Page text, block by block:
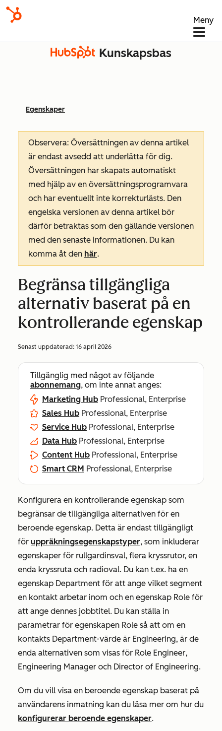
Meny
Kunskapsbas
Egenskaper
Observera: Översättningen av denna artikel
är endast avsedd att underlätta för dig.
Översättningen har skapats automatiskt
med hjälp av en översättningsprogramvara
och har eventuellt inte korrekturlästs. Den
engelska versionen av denna artikel bör
därför betraktas som den gällande versionen
med den senaste informationen. Du kan
komma åt den här.
Begränsa tillgängliga
alternativ baserat på en
kontrollerande egenskap
Senast uppdaterad: 16 april 2026
Tillgänglig med något av följande
abonnemang, om inte annat anges:
Marketing Hub Professional, Enterprise
Sales Hub Professional, Enterprise
Service Hub Professional, Enterprise
Data Hub Professional, Enterprise
Content Hub Professional, Enterprise
Smart CRM Professional, Enterprise
Konfigurera en kontrollerande egenskap som
begränsar de tillgängliga alternativen för en
beroende egenskap. Detta är endast tillgängligt
för uppräkningsegenskapstyper, som inkluderar
egenskaper för rullgardinsval, flera kryssrutor, en
enda kryssruta och radioval. Du kan t.ex. ha en
egenskap Department för att ange vilket segment
en kontakt arbetar inom och en egenskap Role för
att ange dennes jobbtitel. Du kan ställa in
parametrar för egenskapen Role så att om en
kontakts Department-värde är Engineering, är de
enda alternativen som visas för Role Engineer,
Engineering Manager och Director of Engineering.
Om du vill visa en beroende egenskap baserat på
användarens inmatning kan du läsa mer om hur du
konfigurerar beroende egenskaper.